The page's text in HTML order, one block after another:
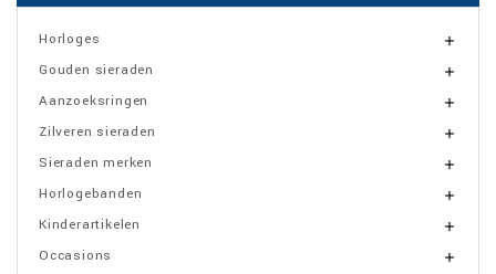
Horloges 
Gouden sieraden 
Aanzoeksringen 
Zilveren sieraden 
Sieraden merken 
Horlogebanden 
Kinderartikelen 
Occasions 